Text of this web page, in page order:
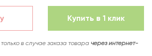
Купить в 1 клик
в случае заказа товара через интернет-